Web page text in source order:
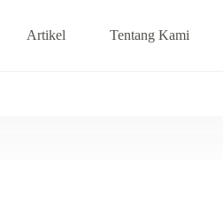
Artikel Tentang Kami